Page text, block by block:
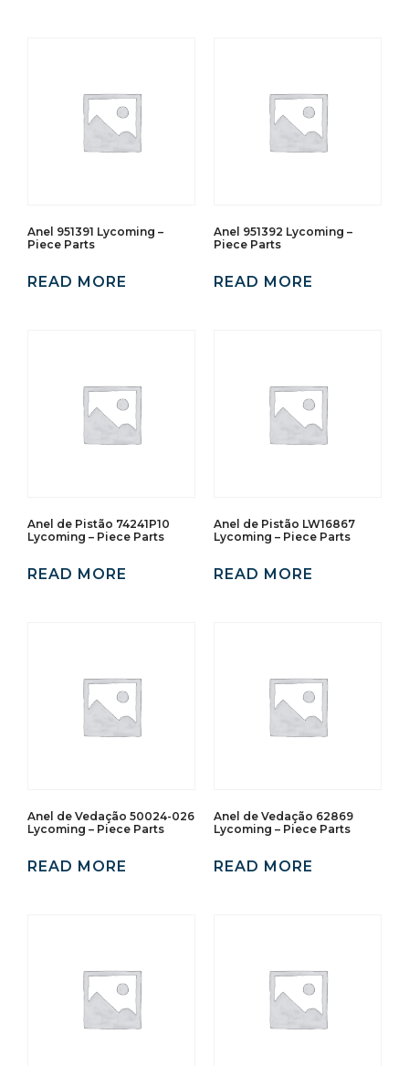
Anel 951391 Lycoming –
Piece Parts
READ MORE
Anel 951392 Lycoming –
Piece Parts
READ MORE
Anel de Pistão 74241P10
Lycoming – Piece Parts
READ MORE
Anel de Pistão LW16867
Lycoming – Piece Parts
READ MORE
Anel de Vedação 50024-026
Lycoming – Piece Parts
READ MORE
Anel de Vedação 62869
Lycoming – Piece Parts
READ MORE